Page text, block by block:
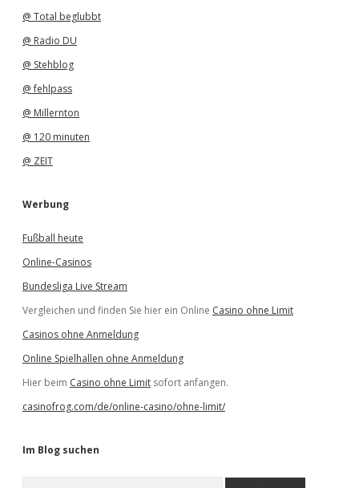
@ Total beglubbt
@ Radio DU
@ Stehblog
@ fehlpass
@ Millernton
@ 120 minuten
@ ZEIT
Werbung
Fußball heute
Online-Casinos
Bundesliga Live Stream
Vergleichen und finden Sie hier ein Online Casino ohne Limit
Casinos ohne Anmeldung
Online Spielhallen ohne Anmeldung
Hier beim Casino ohne Limit sofort anfangen.
casinofrog.com/de/online-casino/ohne-limit/
Im Blog suchen